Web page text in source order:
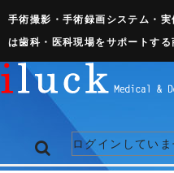
手術撮影・手術録画システム・
は歯科・医科現場をサポートする
ログインしていま